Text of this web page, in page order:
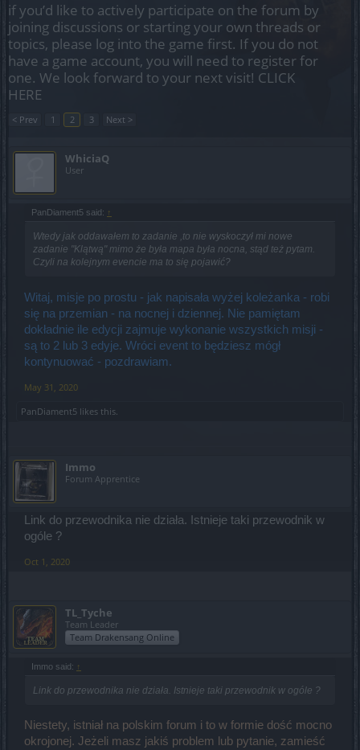
if you’d like to actively participate on the forum by
joining discussions or starting your own threads or
topics, please log into the game first. If you do not
have a game account, you will need to register for
one. We look forward to your next visit! CLICK
HERE
< Prev 1 2 3 Next >
WhiciaQ
User
PanDiament5 said: ↑
Wtedy jak oddawałem to zadanie ,to nie wyskoczył mi nowe
zadanie "Klątwą" mimo że była mapa była nocna, stąd też pytam.
Czyli na kolejnym evencie ma to się pojawić?
Witaj, misje po prostu - jak napisała wyżej koleżanka - robi
się na przemian - na nocnej i dziennej. Nie pamiętam
dokładnie ile edycji zajmuje wykonanie wszystkich misji -
są to 2 lub 3 edyje. Wróci event to będziesz mógł
kontynuować - pozdrawiam.
May 31, 2020
PanDiament5 likes this.
Immo
Forum Apprentice
Link do przewodnika nie działa. Istnieje taki przewodnik w
ogóle ?
Oct 1, 2020
TL_Tyche
Team Leader
Team Drakensang Online
Immo said: ↑
Link do przewodnika nie działa. Istnieje taki przewodnik w ogóle ?
Niestety, istniał na polskim forum i to w formie dość mocno
okrojonej. Jeżeli masz jakiś problem lub pytanie, zamieść